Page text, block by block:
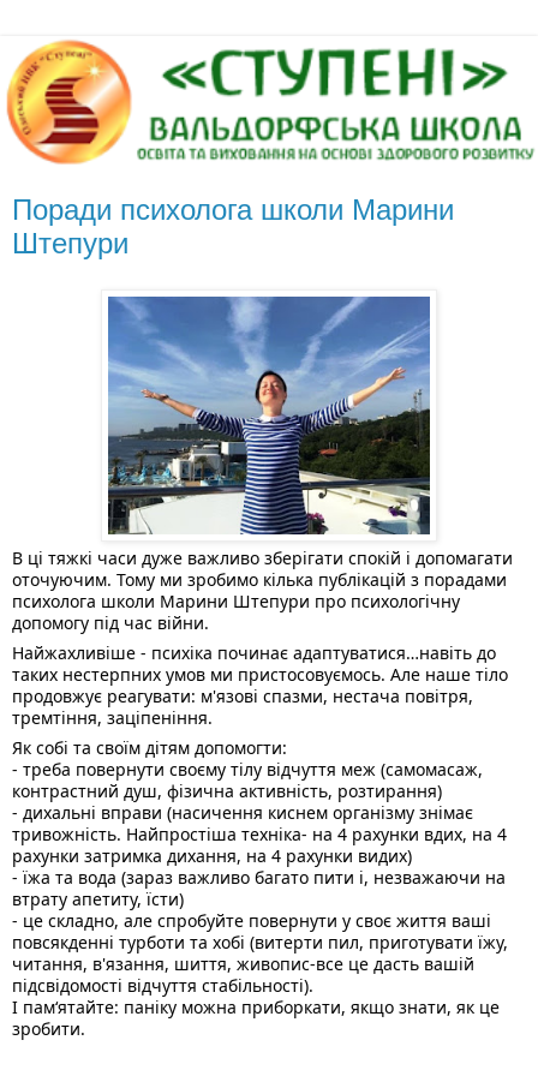
Поради психолога школи Марини
Штепури
В ці тяжкі часи дуже важливо зберігати спокій і допомагати
оточуючим. Тому ми зробимо кілька публікацій з порадами
психолога школи Марини Штепури про психологічну
допомогу під час війни.
Найжахливіше - психіка починає адаптуватися…навіть до
таких нестерпних умов ми пристосовуємось. Але наше тіло
продовжує реагувати: м'язові спазми, нестача повітря,
тремтіння, заціпеніння.
Як собі та своїм дітям допомогти:
- треба повернути своєму тілу відчуття меж (самомасаж,
контрастний душ, фізична активність, розтирання)
- дихальні вправи (насичення киснем організму знімає
тривожність. Найпростіша техніка- на 4 рахунки вдих, на 4
рахунки затримка дихання, на 4 рахунки видих)
- їжа та вода (зараз важливо багато пити і, незважаючи на
втрату апетиту, їсти)
- це складно, але спробуйте повернути у своє життя ваші
повсякденні турботи та хобі (витерти пил, приготувати їжу,
читання, в'язання, шиття, живопис-все це дасть вашій
підсвідомості відчуття стабільності).
І пам‘ятайте: паніку можна приборкати, якщо знати, як це
зробити.